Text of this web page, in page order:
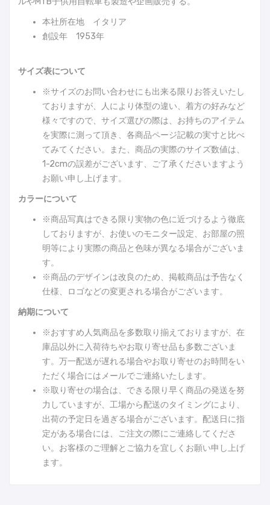
本社所在地 イタリア
創設年 1953年
サイズ表について
※サイズのお問い合わせにも出来る限りお答えいたし
ておりますが、人により体型の違い、着方の好みなど
様々ですので、サイズ選びの際は、お持ちのアイテム
を実際に測って頂き、各商品ページ記載の実寸と比べ
てみてください。また、商品の実際のサイズ数値は、
1-2cmの誤差がございます、ご了承くださいますよう
お願い申し上げます。
カラーについて
※商品写真はできる限り実物の色に近づけるよう徹底
しておりますが、お使いのモニター設定、お部屋の照
明等により実際の商品と色味が異なる場合がございま
す。
※商品のデザインは改良のため、掲載商品は予告なく
仕様、ロゴなどの変更される場合がございます。
納期について
※おすすめ人気商品を多数取り揃えておりますが、在
庫品以外に入荷待ちやお取り寄せ品も多数ございま
す。万一配送が遅れる場合やお取り寄せのお時間をい
ただく場合にはメールでご連絡いたします。
※取り寄せの場合は、できる限り早く商品の発送を努
力していますが、工場から配送のタイミングにより、
出荷の予定日を過ぎる場合がございます。配送日に指
定がある場合には、ご注文の際にご連絡してくださ
い。お客様のご理解とご協力を宜しくお願い申し上げ
ます。